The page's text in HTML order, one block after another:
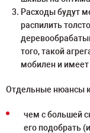
Расходы будут
распилить
того, такой
мобилен и
Отдельные нюансы
чем с большей
его подобрать